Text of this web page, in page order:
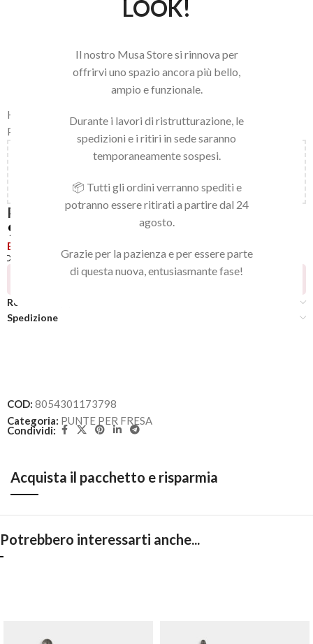
LOOK!
Il nostro Musa Store si rinnova per
offrirvi uno spazio ancora più bello,
ampio e funzionale.
Durante i lavori di ristrutturazione, le
spedizioni e i ritiri in sede saranno
temporaneamente sospesi.
📦 Tutti gli ordini verranno spediti e
potranno essere ritirati a partire dal 24
agosto.
Grazie per la pazienza e per essere parte
di questa nuova, entusiasmante fase!
Home LINEA NAILS / PUNTE FRESA E STRUMENTI
PUNTE PER FRESA
150,00€al carrello e ottieni la spedizione
PUNTA CERAMICA BLU
9,90
Esaurito
Confronta
Aggiungi alla lista dei desideri
Persone che guardano questo prodotto ora!
Recensioni (0)
Spedizione
COD: 8054301173798
Categoria: PUNTE PER FRESA
Condividi:
Acquista il pacchetto e risparmia
Potrebbero interessarti anche...